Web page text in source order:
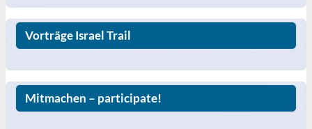
Vorträge Israel Trail
Mitmachen – participate!